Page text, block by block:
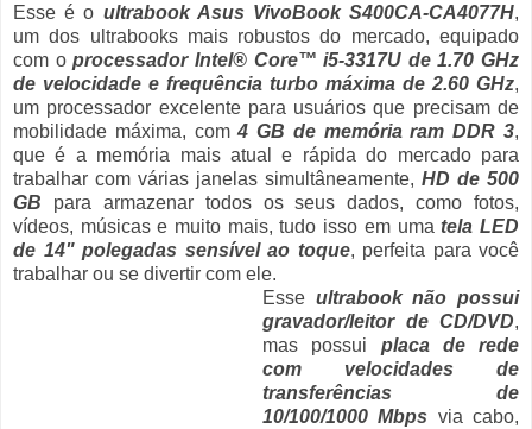
Esse é o ultrabook Asus VivoBook S400CA-CA4077H,
um dos ultrabooks mais robustos do mercado, equipado
com oprocessador Intel® Core™ i5-3317U de 1.70 GHz
de velocidade e frequência turbo máxima de 2.60 GHz,
um processador excelente para usuários que precisam de
mobilidade máxima, com4 GB de memória ram DDR 3,
que é a memória mais atual e rápida do mercado para
trabalhar com várias janelas simultâneamente, HD de 500
GB para armazenar todos os seus dados, como fotos,
vídeos, músicas e muito mais, tudo isso em umatela LED
de 14" polegadas sensível ao toque, perfeita para você
trabalhar ou se divertir com ele.
Esse ultrabook não possui
gravador/leitor de CD/DVD,
mas possui placa de rede
com velocidades de
transferências de
10/100/1000 Mbps via cabo,